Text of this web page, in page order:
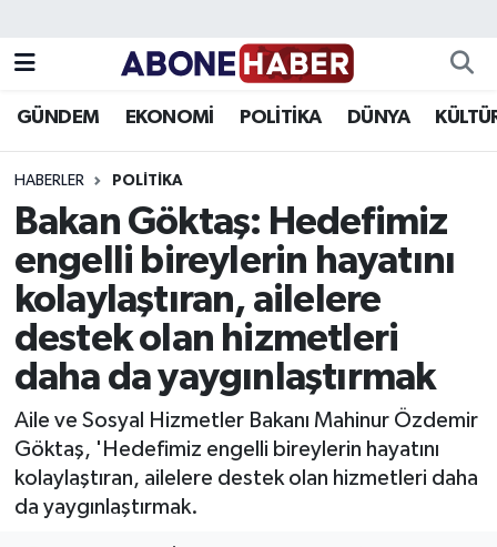
GÜNDEM EKONOMİ POLİTİKA DÜNYA
HABERLER POLITIKA
Bakan Göktaş: Hedefimiz
engelli bireylerin hayatını
kolaylaştıran, ailelere
destek olan hizmetleri
daha da yaygınlaştırmak
Aile ve Sosyal Hizmetler Bakanı Mahinur Özdemir
Göktaş, 'Hedefimiz engelli bireylerin hayatını
kolaylaştıran, ailelere destek olan hizmetleri daha
da yaygınlaştırmak.
Asayiş
Bilim ve Teknoloji
Çevre
Dünya
Eğitim
Süper Lig Puan Durumu ve Fikstür
Tüm Manşetler
Son Dakika Haberleri
Haber Arşivi